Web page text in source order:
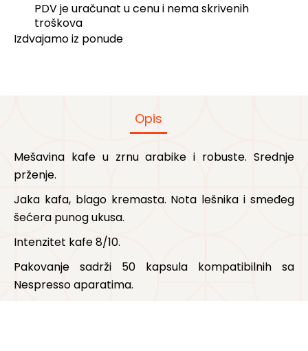
PDV je uračunat u cenu i nema skrivenih
troškova
Izdvajamo iz ponude
Opis
Mešavina kafe u zrnu arabike i robuste. Srednje
prženje.
Jaka kafa, blago kremasta. Nota lešnika i smeđeg
šećera punog ukusa.
Intenzitet kafe 8/10.
Pakovanje sadrži 50 kapsula kompatibilnih sa
Nespresso aparatima.